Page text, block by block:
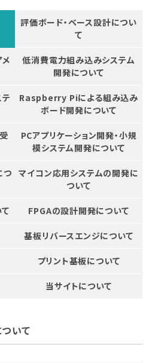
評価ボード・ベース設計につい
て
低消費電力組み込みシステム
開発について
Raspberry Piによる組み込み
ボード開発について
PCアプリケーション開発・小規
模システム開発について
つ
マイコン応用システムの開発に
ついて
FPGAの設計開発について
基板リバースエンジについて
プリント基板について
当サイトについて
いて